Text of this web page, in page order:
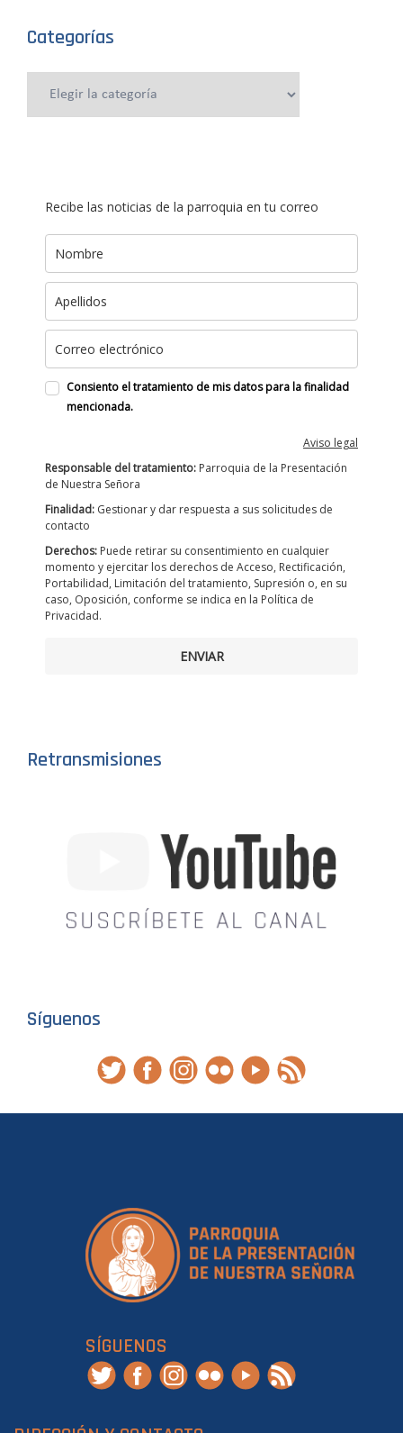
Categorías
Recibe las noticias de la parroquia en tu correo
Consiento el tratamiento de mis datos para la finalidad
mencionada.
Aviso legal
Responsable del tratamiento: Parroquia de la Presentación
de Nuestra Señora
Finalidad: Gestionar y dar respuesta a sus solicitudes de
contacto
Derechos: Puede retirar su consentimiento en cualquier
momento y ejercitar los derechos de Acceso, Rectificación,
Portabilidad, Limitación del tratamiento, Supresión o, en su
caso, Oposición, conforme se indica en la Política de
Privacidad.
ENVIAR
Retransmisiones
Síguenos
SÍGUENOS